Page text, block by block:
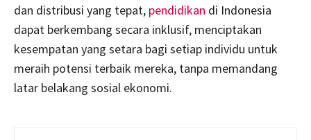
dan distribusi yang tepat, pendidikan di Indonesia
dapat berkembang secara inklusif, menciptakan
kesempatan yang setara bagi setiap individu untuk
meraih potensi terbaik mereka, tanpa memandang
latar belakang sosial ekonomi.